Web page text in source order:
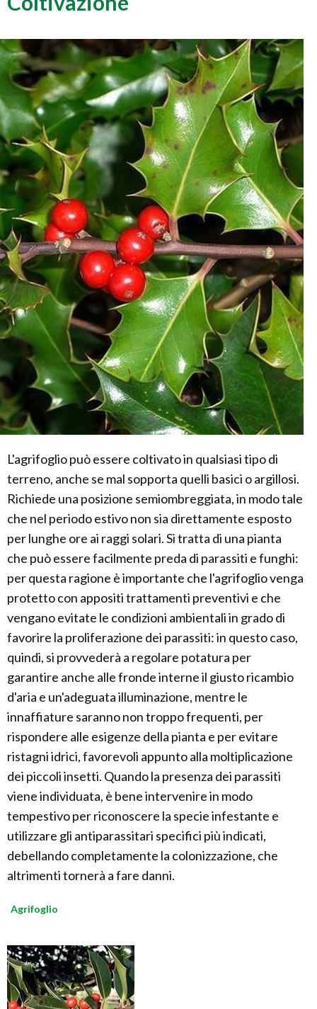
L'agrifoglio può essere coltivato in qualsiasi tipo di
terreno, anche se mal sopporta quelli basici o argillosi.
Richiede una posizione semiombreggiata, in modo tale
che nel periodo estivo non sia direttamente esposto
per lunghe ore ai raggi solari. Si tratta di una pianta
che può essere facilmente preda di parassiti e funghi:
per questa ragione è importante che l'agrifoglio venga
protetto con appositi trattamenti preventivi e che
vengano evitate le condizioni ambientali in grado di
favorire la proliferazione dei parassiti: in questo caso,
quindi, si provvederà a regolare potatura per
garantire anche alle fronde interne il giusto ricambio
d'aria e un'adeguata illuminazione, mentre le
innaffiature saranno non troppo frequenti, per
rispondere alle esigenze della pianta e per evitare
ristagni idrici, favorevoli appunto alla moltiplicazione
dei piccoli insetti. Quando la presenza dei parassiti
viene individuata, è bene intervenire in modo
tempestivo per riconoscere la specie infestante e
utilizzare gli antiparassitari specifici più indicati,
debellando completamente la colonizzazione, che
altrimenti tornerà a fare danni.
Agrifoglio